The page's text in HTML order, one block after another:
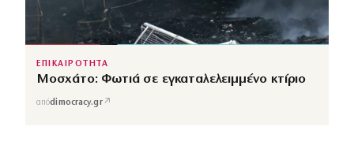
ΕΠΙΚΑΙΡΟΤΗΤΑ
Μοσχάτο: Φωτιά σε εγκαταλελειμμένο κτίριο
απόdimocracy.gr↗